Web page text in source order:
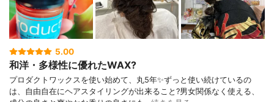
5.00
和洋・多様性に優れたWAX?
プロダクトワックスを使い始めて、丸5年✨ずっと使い続けているの
は、自由自在にヘアスタイリングが出来ること?男女関係なく使える、